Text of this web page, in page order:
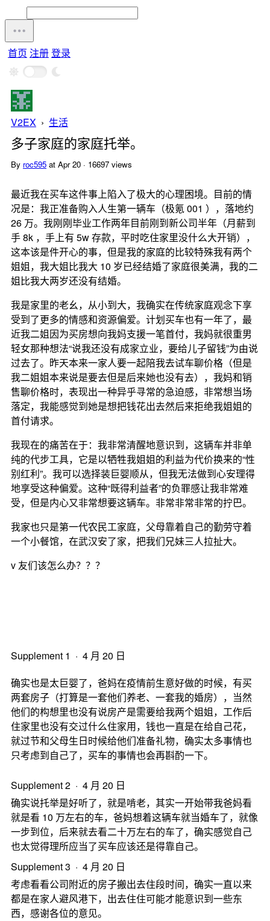
首页 注册登录
V2EX › 生活
多子家庭的家庭托举。
By roc595 at Apr 20 · 16697 views
最近我在买车这件事上陷入了极大的心理困境。目前的情
况是：我正准备购入人生第一辆车（极氪 001 ），落地约
26 万。我刚刚毕业工作两年目前刚到新公司半年（月薪到
手 8k ，手上有 5w 存款，平时吃住家里没什么大开销），
这本该是件开心的事，但是我的家庭的比较特殊我有两个
姐姐，我大姐比我大 10 岁已经结婚了家庭很美满，我的二
姐比我大两岁还没有结婚。
我是家里的老幺，从小到大，我确实在传统家庭观念下享
受到了更多的情感和资源偏爱。计划买车也有一年了，最
近我二姐因为买房想向我妈支援一笔首付，我妈就很重男
轻女那种想法“说我还没有成家立业，要给儿子留钱”为由说
过去了。昨天本来一家人要一起陪我去试车聊价格（但是
我二姐姐本来说是要去但是后来她也没有去），我妈和销
售聊价格时，表现出一种异乎寻常的急迫感，非常想当场
落定，我能感觉到她是想把钱花出去然后来拒绝我姐姐的
首付请求。
我现在的痛苦在于：我非常清醒地意识到，这辆车并非单
纯的代步工具，它是以牺牲我姐姐的利益为代价换来的“性
别红利”。我可以选择装巨婴顺从，但我无法做到心安理得
地享受这种偏爱。这种“既得利益者”的负罪感让我非常难
受，但是内心又非常想要这辆车。非常非常非常的拧巴。
我家也只是第一代农民工家庭，父母靠着自己的勤劳守着
一个小餐馆，在武汉安了家，把我们兄妹三人拉扯大。
v 友们该怎么办？？？
Supplement 1 · 4 月 20 日
确实也是太巨婴了，爸妈在疫情前生意好做的时候，有买
两套房子（打算是一套他们养老、一套我的婚房），当然
他们的构想里也没有说房产是需要给我两个姐姐，工作后
住家里也没有交过什么住家用，钱也一直是在给自己花，
就过节和父母生日时候给他们准备礼物，确实太多事情也
只考虑到自己了，买车的事情也会再斟酌一下。
Supplement 2 · 4 月 20 日
确实说托举是好听了，就是啃老，其实一开始带我爸妈看
就是看 10 万左右的车，爸妈想着这辆车就当婚车了，就像
一步到位，后来就去看二十万左右的车了，确实感觉自己
也太觉得理所应当了买车应该还是得靠自己。
Supplement 3 · 4 月 20 日
考虑看看公司附近的房子搬出去住段时间，确实一直以来
都是在家人避风港下，出去住住可能才能意识到一些东
西，感谢各位的意见。